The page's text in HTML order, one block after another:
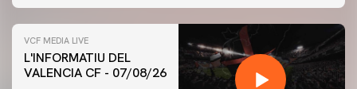
VCF MEDIA LIVE
L'INFORMATIU DEL
VALENCIA CF - 07/08/26
PRIMER EQUIP